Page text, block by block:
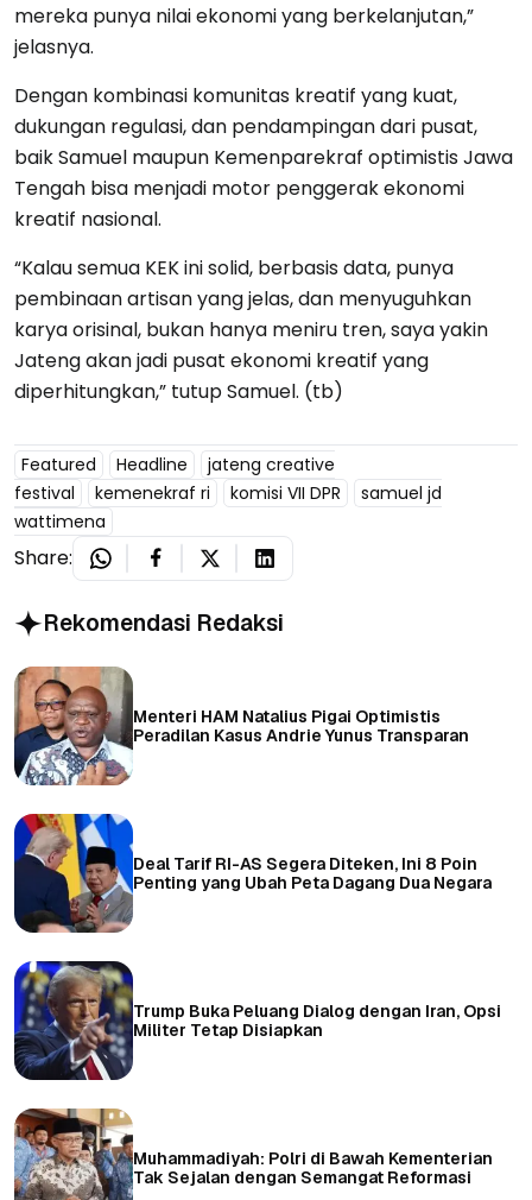
mereka punya nilai ekonomi yang berkelanjutan,”
jelasnya.
Dengan kombinasi komunitas kreatif yang kuat,
dukungan regulasi, dan pendampingan dari pusat,
baik Samuel maupun Kemenparekraf optimistis Jawa
Tengah bisa menjadi motor penggerak ekonomi
kreatif nasional.
“Kalau semua KEK ini solid, berbasis data, punya
pembinaan artisan yang jelas, dan menyuguhkan
karya orisinal, bukan hanya meniru tren, saya yakin
Jateng akan jadi pusat ekonomi kreatif yang
diperhitungkan,” tutup Samuel. (tb)
Featured Headline
jateng creative
festival
kemenekraf ri komisi VII DPR
samuel jd
wattimena
Share:
Rekomendasi Redaksi
Menteri HAM Natalius Pigai Optimistis
Peradilan Kasus Andrie Yunus Transparan
Deal Tarif RI-AS Segera Diteken, Ini 8 Poin
Penting yang Ubah Peta Dagang Dua Negara
Trump Buka Peluang Dialog dengan Iran, Opsi
Militer Tetap Disiapkan
Muhammadiyah: Polri di Bawah Kementerian
Tak Sejalan dengan Semangat Reformasi